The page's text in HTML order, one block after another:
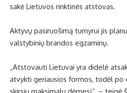
sakė Lietuvos rinktinės atstovas.
Aktyvų pasiruošimą turnyrui jis
valstybinių brandos egzaminų.
„Atstovauti Lietuvai yra didelė
atvykti geriausios formos, todėl po